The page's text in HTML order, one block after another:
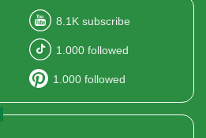
8.1K subscribe
1.000 followed
1.000 followed